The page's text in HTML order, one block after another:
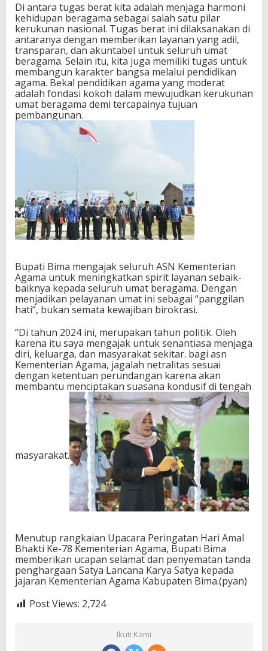
Di antara tugas berat kita adalah menjaga harmoni
kehidupan beragama sebagai salah satu pilar
kerukunan nasional. Tugas berat ini dilaksanakan di
antaranya dengan memberikan layanan yang adil,
transparan, dan akuntabel untuk seluruh umat
beragama. Selain itu, kita juga memiliki tugas untuk
membangun karakter bangsa melalui pendidikan
agama. Bekal pendidikan agama yang moderat
adalah fondasi kokoh dalam mewujudkan kerukunan
umat beragama demi tercapainya tujuan
pembangunan.
Bupati Bima mengajak seluruh ASN Kementerian
Agama untuk meningkatkan spirit layanan sebaik-
baiknya kepada seluruh umat beragama. Dengan
menjadikan pelayanan umat ini sebagai “panggilan
hati”, bukan semata kewajiban birokrasi.
“Di tahun 2024 ini, merupakan tahun politik. Oleh
karena itu saya mengajak untuk senantiasa menjaga
diri, keluarga, dan masyarakat sekitar. bagi asn
Kementerian Agama, jagalah netralitas sesuai
dengan ketentuan perundangan karena akan
membantu menciptakan suasana kondusif di tengah
masyarakat.
Menutup rangkaian Upacara Peringatan Hari Amal
Bhakti Ke-78 Kementerian Agama, Bupati Bima
memberikan ucapan selamat dan penyematan tanda
penghargaan Satya Lancana Karya Satya kepada
jajaran Kementerian Agama Kabupaten Bima.(pyan)
Post Views: 2,724
Ikuti Kami